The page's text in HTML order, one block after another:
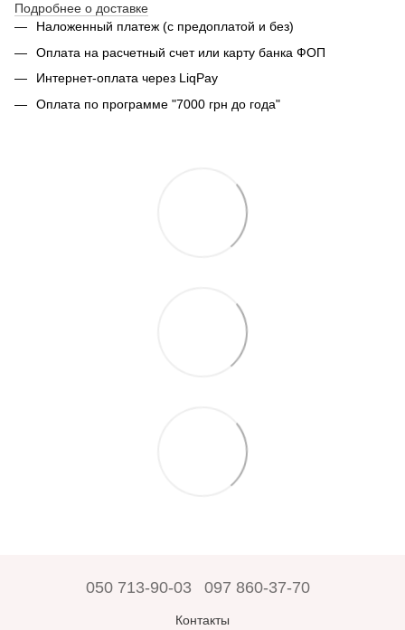
Подробнее о доставке
Наложенный платеж (с предоплатой и без)
Оплата на расчетный счет или карту банка ФОП
Интернет-оплата через LiqPay
Оплата по программе "7000 грн до года"
050 713-90-03 097 860-37-70
Контакты